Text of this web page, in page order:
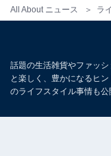
All About ニュース ラ
スト。ティラミス
か。つるんとした
サクのアーモンド
ート。ひとつあた
話題の生活雑貨やファッ
と楽しく、豊かになるヒ
のライフスタイル事情も公